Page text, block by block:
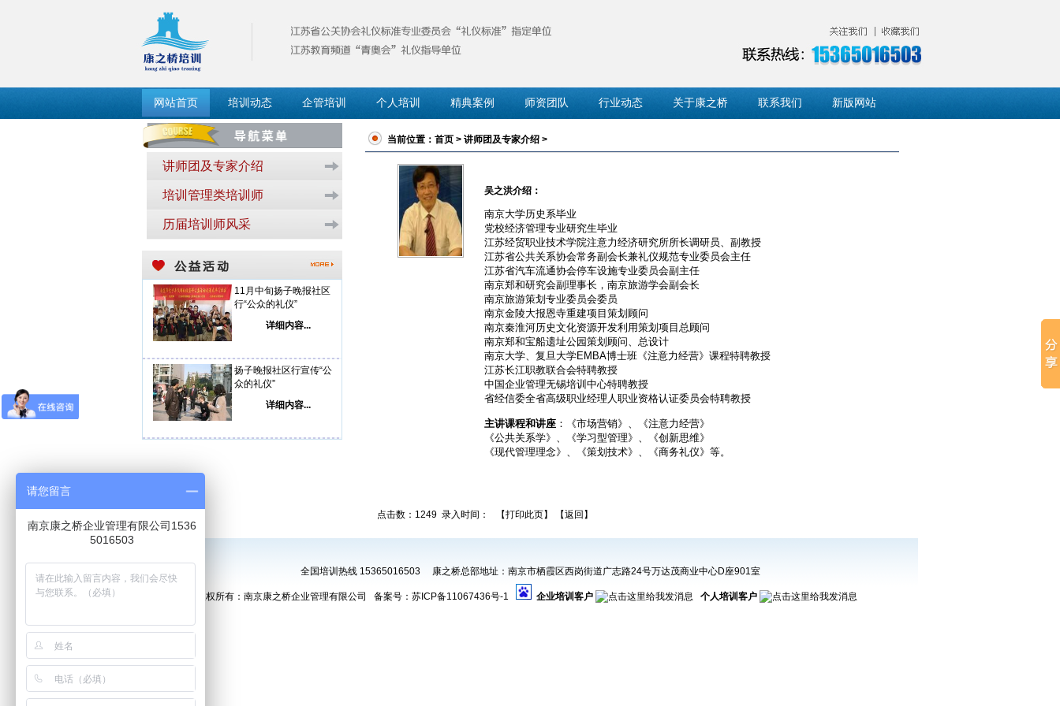
网站首页 培训动态 企管培训 个人培训 精典案例 师资团队 行业动态 关于康之桥 联系我们 新版网站
讲师团及专家介绍
培训管理类培训师
历届培训师风采
11月中旬扬子晚报社区
行“公众的礼仪”
详细内容...
扬子晚报社区行宣传“公
众的礼仪”
详细内容...
当前位置： 首页 > 讲师团及专家介绍 >
吴之洪介绍：
南京大学历史系毕业
党校经济管理专业研究生毕业
江苏经贸职业技术学院注意力经济研究所所长调研员、副教授
江苏省公共关系协会常务副会长兼礼仪规范专业委员会主任
江苏省汽车流通协会停车设施专业委员会副主任
南京郑和研究会副理事长，南京旅游学会副会长
南京旅游策划专业委员会委员
南京金陵大报恩寺重建项目策划顾问
南京秦淮河历史文化资源开发利用策划项目总顾问
南京郑和宝船遗址公园策划顾问、总设计
南京大学、复旦大学EMBA博士班《注意力经营》课程特聘教授
江苏长江职教联合会特聘教授
中国企业管理无锡培训中心特聘教授
省经信委全省高级职业经理人职业资格认证委员会特聘教授
主讲课程和讲座 ：《市场营销》、《注意力经营》
《公共关系学》、《学习型管理》、《创新思维》
《现代管理理念》、《策划技术》、《商务礼仪》等。
点击数：1249 录入时间： 【打印此页】 【返回 】
全国培训热线 15365016503 康之桥总部地址：南京市栖霞区西岗街道广志路24号万达茂商业中心D座901室
版权所有：南京康之桥企业管理有限公司 备案号： 苏ICP备11067436号-1 企业培训客户 个人培训客户
请您留言
南京康之桥企业管理有限公司1536
5016503